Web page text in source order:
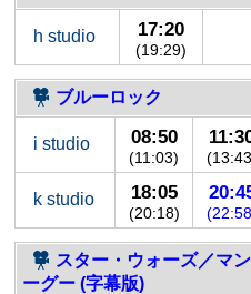
h studio 17:20
(19:29)
ブルーロック
i studio 08:50
(11:03)
k studio 18:05
(20:18)
スター・ウォーズ／マ
ーグー (字幕版)